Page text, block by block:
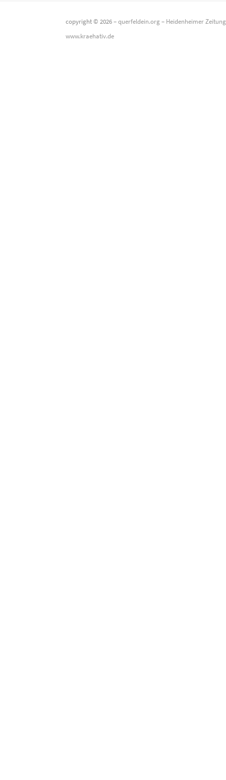
copyright © 2026 –querfeldein.org– Heidenheimer
www.kraehativ.de